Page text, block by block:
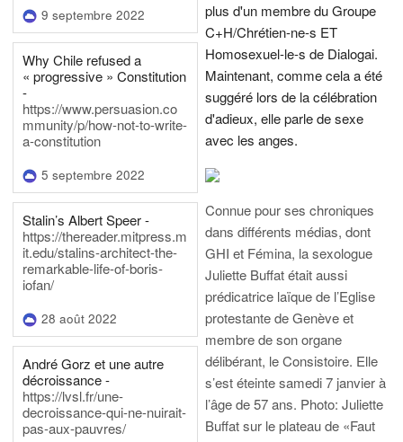
9 septembre 2022
Why Chile refused a
« progressive » Constitution
-
https://www.persuasion.co
mmunity/p/how-not-to-write-
a-constitution
5 septembre 2022
Stalin’s Albert Speer -
https://thereader.mitpress.m
it.edu/stalins-architect-the-
remarkable-life-of-boris-
iofan/
28 août 2022
André Gorz et une autre
décroissance -
https://lvsl.fr/une-
decroissance-qui-ne-nuirait-
pas-aux-pauvres/
plus d'un membre du Groupe
C+H/Chrétien-ne-s ET
Homosexuel-le-s de Dialogai.
Maintenant, comme cela a été
suggéré lors de la célébration
d'adieux, elle parle de sexe
avec les anges.
Connue pour ses chroniques
dans différents médias, dont
GHI et Fémina, la sexologue
Juliette Buffat était aussi
prédicatrice laïque de l’Eglise
protestante de Genève et
membre de son organe
délibérant, le Consistoire. Elle
s’est éteinte samedi 7 janvier à
l’âge de 57 ans. Photo: Juliette
Buffat sur le plateau de «Faut